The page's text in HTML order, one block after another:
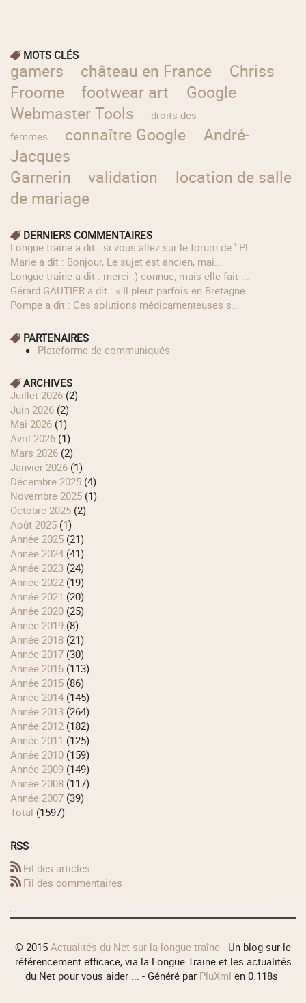
MOTS CLÉS
gamers château en France
Chriss
Froome
footwear art
Google
Webmaster Tools
droits des
femmes
connaître Google
André-
Jacques
Garnerin
validation
location de salle
de mariage
DERNIERS COMMENTAIRES
longue traîne a dit : si vous allez sur le forum de ' Pl...
Marie a dit : Bonjour, Le sujet est ancien, mai...
longue traîne a dit : merci :) connue, mais elle fait ...
Gérard GAUTIER a dit : « Il pleut parfois en Bretagne ...
Pompe a dit : Ces solutions médicamenteuses s...
PARTENAIRES
Plateforme de communiqués
ARCHIVES
juillet 2026 (2)
juin 2026 (2)
mai 2026 (1)
avril 2026 (1)
mars 2026 (2)
janvier 2026 (1)
décembre 2025 (4)
novembre 2025 (1)
octobre 2025 (2)
août 2025 (1)
année 2025 (21)
année 2024 (41)
année 2023 (24)
année 2022 (19)
année 2021 (20)
année 2020 (25)
année 2019 (8)
année 2018 (21)
année 2017 (30)
année 2016 (113)
année 2015 (86)
année 2014 (145)
année 2013 (264)
année 2012 (182)
année 2011 (125)
année 2010 (159)
année 2009 (149)
année 2008 (117)
année 2007 (39)
total (1597)
RSS
Fil des articles
Fil des commentaires
© 2015 Actualités du Net sur la longue traîne - Un blog sur le
référencement efficace, via la Longue Traine et les actualités
du Net pour vous aider ... - Généré par PluXml en 0.118s